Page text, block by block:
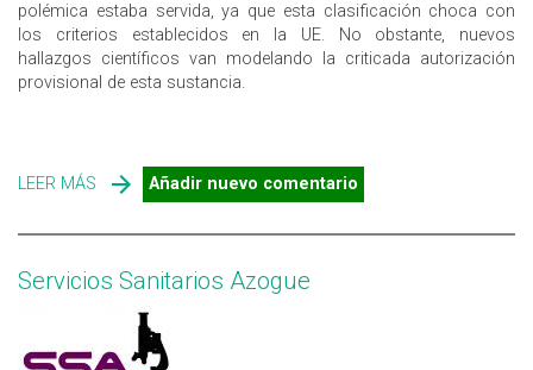
polémica estaba servida, ya que esta clasificación choca con
los criterios establecidos en la UE. No obstante, nuevos
hallazgos científicos van modelando la criticada autorización
provisional de esta sustancia.
LEER MÁS SOBRE NUEVAS PISTAS SOBRE LA TOXICIDAD DEL
HERBICIDA GLIFOSATO
Añadir nuevo comentario
Servicios Sanitarios Azogue